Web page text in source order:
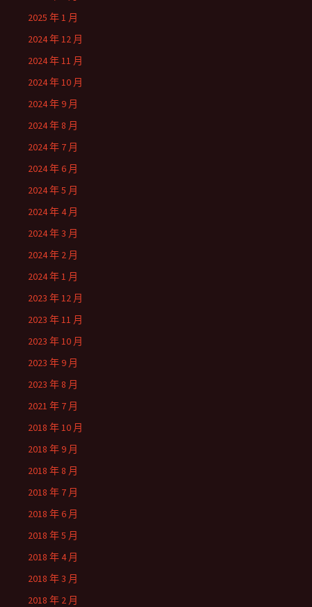
2025 年 1 月
2024 年 12 月
2024 年 11 月
2024 年 10 月
2024 年 9 月
2024 年 8 月
2024 年 7 月
2024 年 6 月
2024 年 5 月
2024 年 4 月
2024 年 3 月
2024 年 2 月
2024 年 1 月
2023 年 12 月
2023 年 11 月
2023 年 10 月
2023 年 9 月
2023 年 8 月
2021 年 7 月
2018 年 10 月
2018 年 9 月
2018 年 8 月
2018 年 7 月
2018 年 6 月
2018 年 5 月
2018 年 4 月
2018 年 3 月
2018 年 2 月